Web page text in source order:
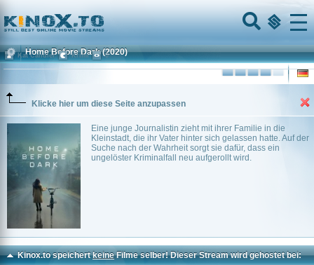
Home
Menu
Home Before Dark (2020)
Klicke hier um diese Seite anzupassen
Eine junge Journalistin zieht mit ihrer Familie in die
Kleinstadt, die ihr Vater hinter sich gelassen hatte. Auf der
Suche nach der Wahrheit sorgt sie dafür, dass ein
ungelöster Kriminalfall neu aufgerollt wird.
Kat Candler Krimi 0
Kinox.to speichertkeineFilme selber! Dieser Stream wird gehostet bei: